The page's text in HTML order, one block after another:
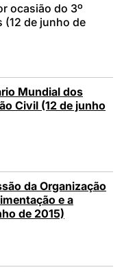
ocasião do 3º
(12 de junho de
Mundial dos
Civil (12 de junho
da Organização
e a
de 2015)